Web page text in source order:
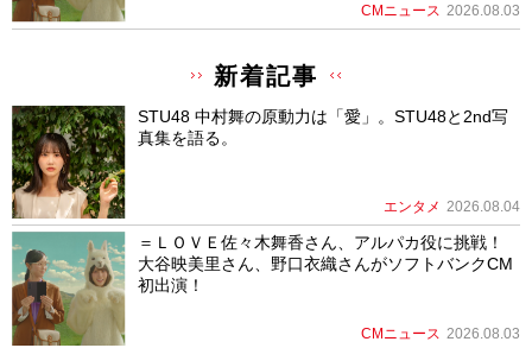
CMニュース 2026.08.03
新着記事
STU48 中村舞の原動力は「愛」。STU48と2nd写
真集を語る。
エンタメ 2026.08.04
＝ＬＯＶＥ佐々木舞香さん、アルパカ役に挑戦！
大谷映美里さん、野口衣織さんがソフトバンクCM
初出演！
CMニュース 2026.08.03